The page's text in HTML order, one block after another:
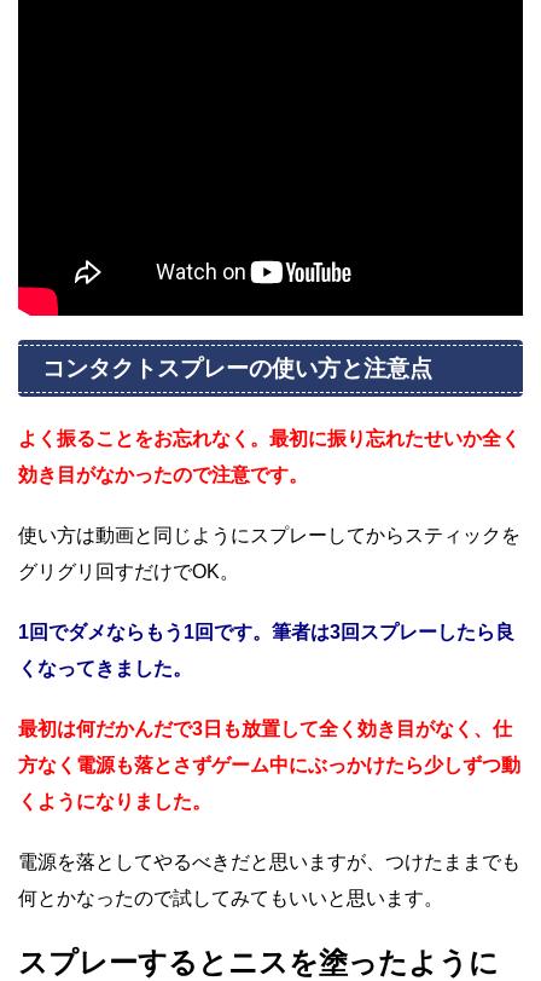
コンタクトスプレーの使い方と注意点
よく振ることをお忘れなく。最初に振り忘れたせいか全く
効き目がなかったので注意です。
使い方は動画と同じようにスプレーしてからスティックを
グリグリ回すだけでOK。
1回でダメならもう1回です。筆者は3回スプレーしたら良
くなってきました。
最初は何だかんだで3日も放置して全く効き目がなく、仕
方なく電源も落とさずゲーム中にぶっかけたら少しずつ動
くようになりました。
電源を落としてやるべきだと思いますが、つけたままでも
何とかなったので試してみてもいいと思います。
スプレーするとニスを塗ったように